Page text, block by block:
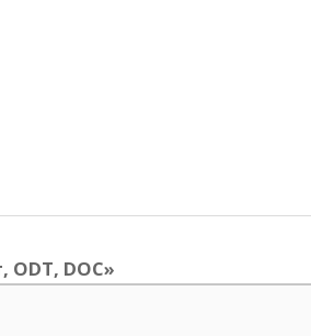
ODT, DOC»